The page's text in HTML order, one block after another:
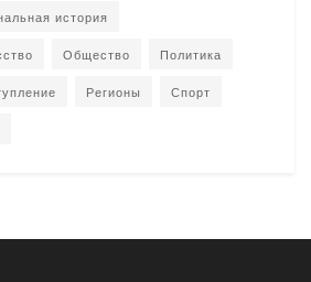
история
Общество Политика
Регионы Спорт